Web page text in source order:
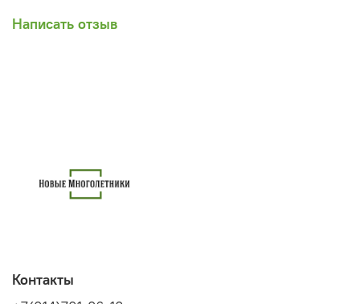
Написать отзыв
Контакты